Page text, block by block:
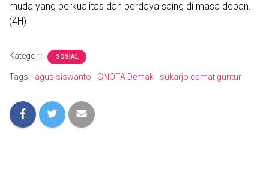
muda yang berkualitas dan berdaya saing di masa depan.
(4H)
Kategori: SOSIAL
Tags: agus siswanto GNOTA Demak sukarjo camat guntur